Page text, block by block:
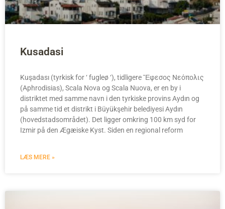
Kusadasi
Kuşadası (tyrkisk for ‘ fugleø ‘), tidligere Ἔφεσος Νεόπολις
(Aphrodisias), Scala Nova og Scala Nuova, er en by i
distriktet med samme navn i den tyrkiske provins Aydın og
på samme tid et distrikt i Büyükşehir belediyesi Aydın
(hovedstadsområdet). Det ligger omkring 100 km syd for
Izmir på den Ægæiske Kyst. Siden en regional reform
LÆS MERE »